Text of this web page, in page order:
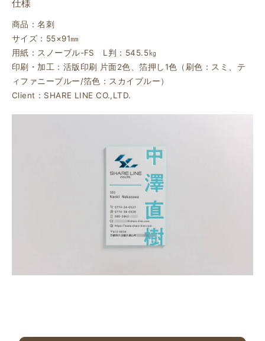
仕様
商品：名刺
サイズ：55×91㎜
用紙：スノーブル-FS L判：545.5㎏
印刷・加工：活版印刷 片面2色、箔押し1色（刷色：スミ、テ
ィファニーブルー/箔色：スカイブルー）
Client：SHARE LINE CO.,LTD.